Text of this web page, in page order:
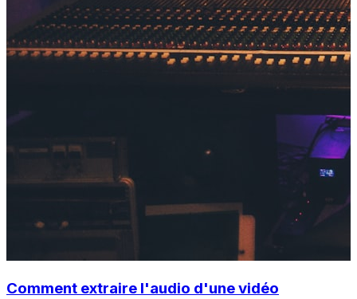
Comment extraire l'audio d'une vidéo